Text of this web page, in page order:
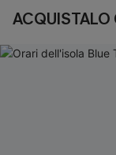
ACQUISTALO